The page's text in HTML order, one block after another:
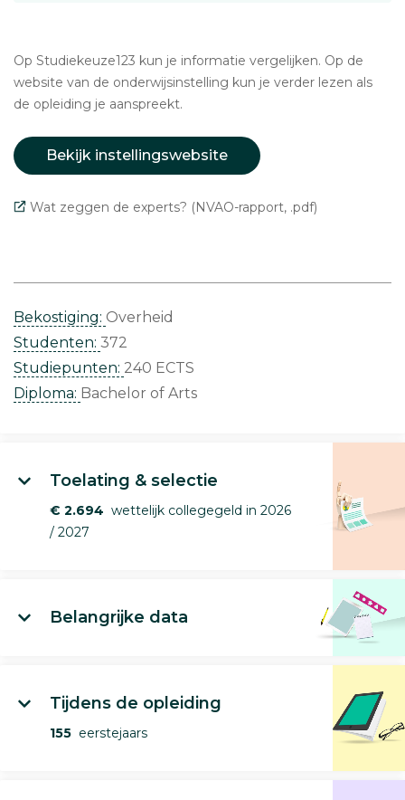
Op Studiekeuze123 kun je informatie vergelijken. Op de
website van de onderwijsinstelling kun je verder lezen als
de opleiding je aanspreekt.
Bekijk instellingswebsite
Wat zeggen de experts? (NVAO-rapport, .pdf)
Bekostiging: Overheid
Studenten: 372
Studiepunten: 240 ECTS
Diploma: Bachelor of Arts
Toelating & selectie
€ 2.694 wettelijk collegegeld in 2026
/ 2027
Belangrijke data
Tijdens de opleiding
155 eerstejaars